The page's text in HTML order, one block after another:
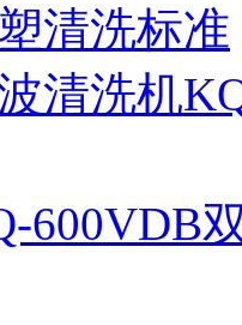
清洗标准
清洗机
600VDB